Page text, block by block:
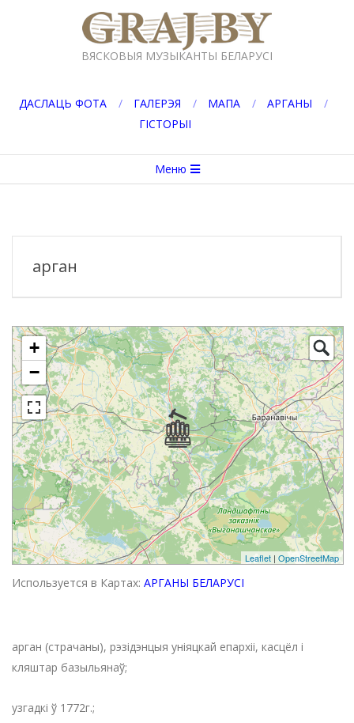
GRAJ.BY
ВЯСКОВЫЯ МУЗЫКАНТЫ БЕЛАРУСІ
ДАСЛАЦЬ ФОТА ГАЛЕРЭЯ МАПА
АРГАНЫ
ГІСТОРЫІ
меню
Меню
арган
+
−
Leaflet | OpenStreetMap
Используется в Картах: АРГАНЫ БЕЛАРУСІ
арган (страчаны), рэзідэнцыя уніяцкай епархіі, касцёл і
кляштар базыльянаў;
узгадкі ў 1772г.;